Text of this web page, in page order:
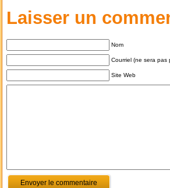
Laisser un
Nom
Courriel (ne sera pas
Site Web